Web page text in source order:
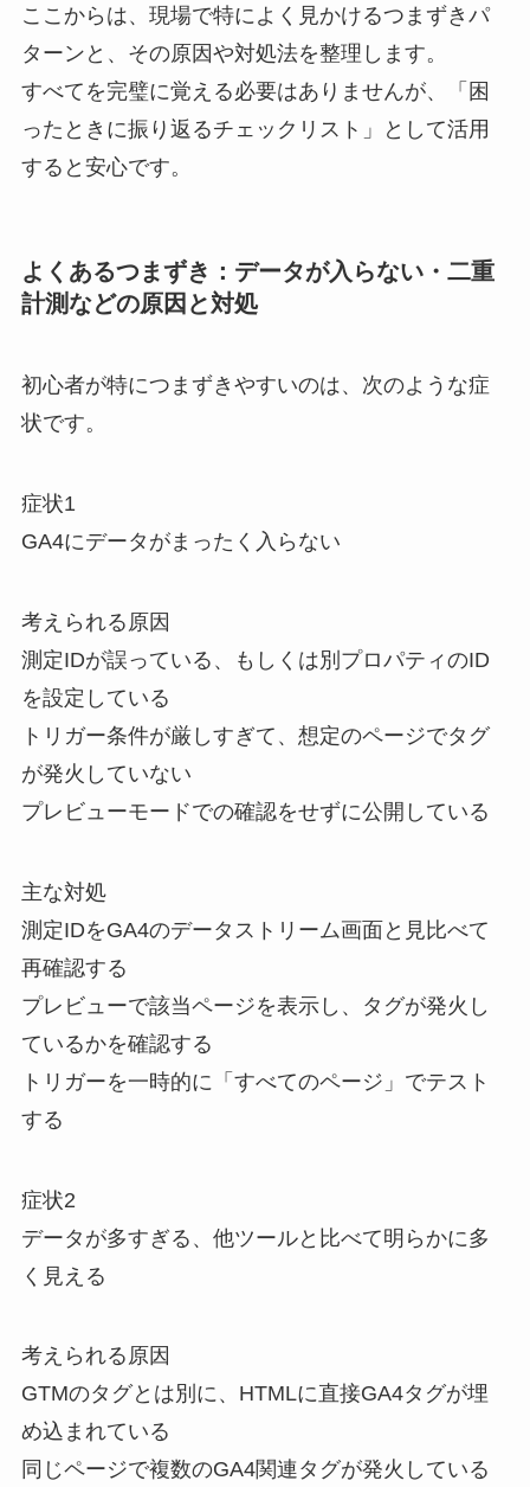
ここからは、現場で特によく見かけるつまずきパ
ターンと、その原因や対処法を整理します。
すべてを完璧に覚える必要はありませんが、「困
ったときに振り返るチェックリスト」として活用
すると安心です。
よくあるつまずき：データが入らない・二重
計測などの原因と対処
初心者が特につまずきやすいのは、次のような症
状です。
症状1
GA4にデータがまったく入らない
考えられる原因
測定IDが誤っている、もしくは別プロパティのID
を設定している
トリガー条件が厳しすぎて、想定のページでタグ
が発火していない
プレビューモードでの確認をせずに公開している
主な対処
測定IDをGA4のデータストリーム画面と見比べて
再確認する
プレビューで該当ページを表示し、タグが発火し
ているかを確認する
トリガーを一時的に「すべてのページ」でテスト
する
症状2
データが多すぎる、他ツールと比べて明らかに多
く見える
考えられる原因
GTMのタグとは別に、HTMLに直接GA4タグが埋
め込まれている
同じページで複数のGA4関連タグが発火している